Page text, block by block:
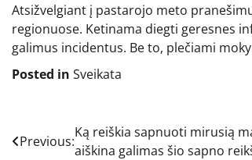
Atsižvelgiant į pastarojo meto
regionuose. Ketinama diegti geresnes
galimus incidentus. Be to, plečiami
Posted in Sveikata
Navigacija
Previous:
Ką reiškia sapnuoti mirusią
aiškina galimas šio sapno